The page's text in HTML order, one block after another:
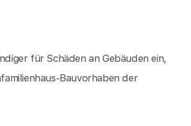
für Schäden an Gebäuden ein,
Bauvorhaben der